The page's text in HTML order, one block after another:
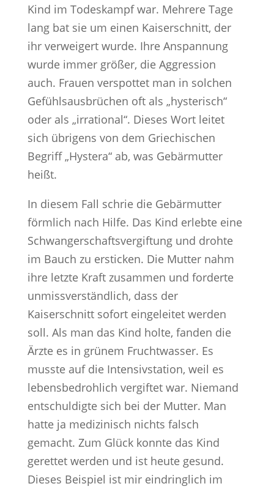
Kind im Todeskampf war. Mehrere Tage
lang bat sie um einen Kaiserschnitt, der
ihr verweigert wurde. Ihre Anspannung
wurde immer größer, die Aggression
auch. Frauen verspottet man in solchen
Gefühlsausbrüchen oft als „hysterisch“
oder als „irrational“. Dieses Wort leitet
sich übrigens von dem Griechischen
Begriff „Hystera“ ab, was Gebärmutter
heißt.
In diesem Fall schrie die Gebärmutter
förmlich nach Hilfe. Das Kind erlebte eine
Schwangerschaftsvergiftung und drohte
im Bauch zu ersticken. Die Mutter nahm
ihre letzte Kraft zusammen und forderte
unmissverständlich, dass der
Kaiserschnitt sofort eingeleitet werden
soll. Als man das Kind holte, fanden die
Ärzte es in grünem Fruchtwasser. Es
musste auf die Intensivstation, weil es
lebensbedrohlich vergiftet war. Niemand
entschuldigte sich bei der Mutter. Man
hatte ja medizinisch nichts falsch
gemacht. Zum Glück konnte das Kind
gerettet werden und ist heute gesund.
Dieses Beispiel ist mir eindringlich im